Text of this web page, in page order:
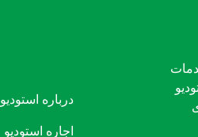
درباره استودیو
اجاره استودیو